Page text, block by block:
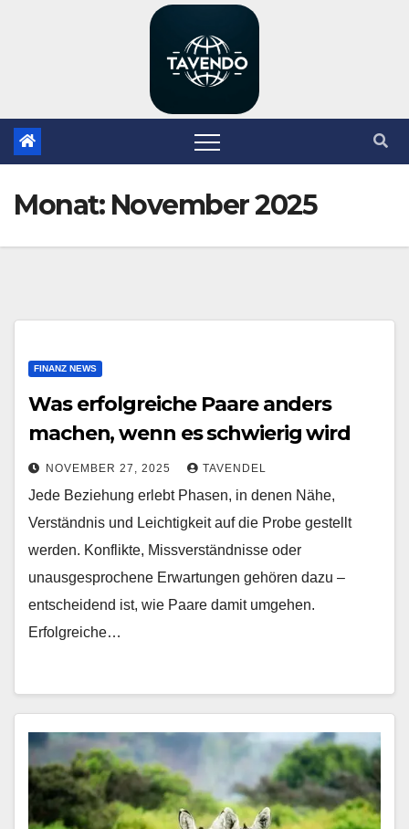
Monat: November 2025
FINANZ NEWS
Was erfolgreiche Paare anders
machen, wenn es schwierig wird
NOVEMBER 27, 2025 TAVENDEL
Jede Beziehung erlebt Phasen, in denen Nähe,
Verständnis und Leichtigkeit auf die Probe gestellt
werden. Konflikte, Missverständnisse oder
unausgesprochene Erwartungen gehören dazu –
entscheidend ist, wie Paare damit umgehen.
Erfolgreiche…